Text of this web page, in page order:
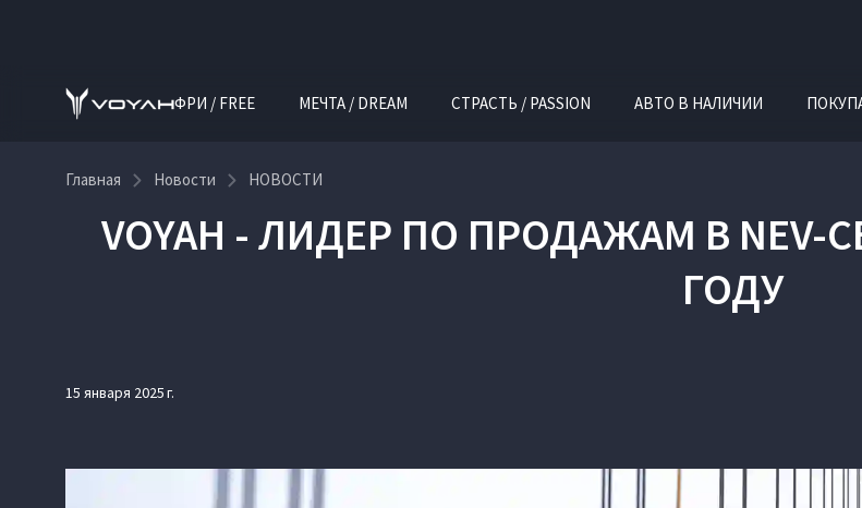
ФРИ / FREE МЕЧТА / DREAM СТРАСТЬ / PASSION АВТО В НАЛИЧИИ
Главная Новости НОВОСТИ
VOYAH - ЛИДЕР ПО ПРОДАЖАМ В NEV-
ГОДУ
15 января 2025 г.